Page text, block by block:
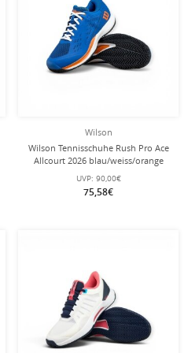
Wilson
Wilson Tennisschuhe Rush Pro Ace
Allcourt 2026 blau/weiss/orange
Kinder
UVP: 90,00€
75,58€